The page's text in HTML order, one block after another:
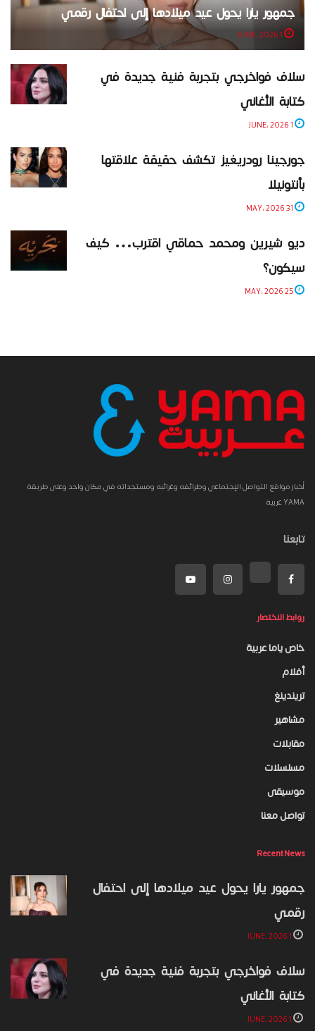
جمهور يارا يحول عيد ميلادها إلى احتفال رقمي
سلاف فواخرجي بتجربة فنية جديدة في
كتابة الأغاني
جورجينا رودريغيز تكشف حقيقة علاقتها
بأنتونيلا
ديو شيرين ومحمد حماقي اقترب… كيف
سيكون؟
أخبار مواقع التواصل الإجتماعي وطرائفه وغرائبه ومستجداته في مكان واحد وعلى طريقة
YAMA عربية
تابعنا
روابط الاختصار
خاص ياما عربية
أفلام
تريندينغ
مشاهير
مقابلات
مسلسلات
موسيقى
تواصل معنا
Recent News
جمهور يارا يحول عيد ميلادها إلى احتفال
رقمي
سلاف فواخرجي بتجربة فنية جديدة في
كتابة الأغاني